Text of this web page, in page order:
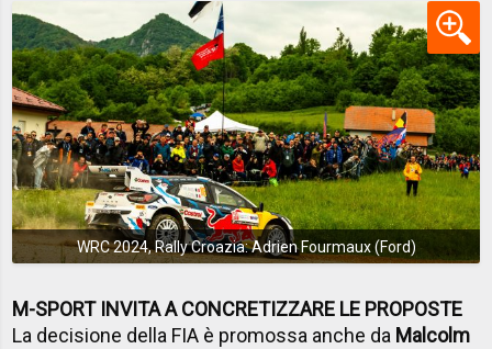
WRC 2024, Rally Croazia: Adrien Fourmaux (Ford)
M-SPORT INVITA A CONCRETIZZARE LE PROPOSTE
La decisione della FIA è promossa anche da Malcolm